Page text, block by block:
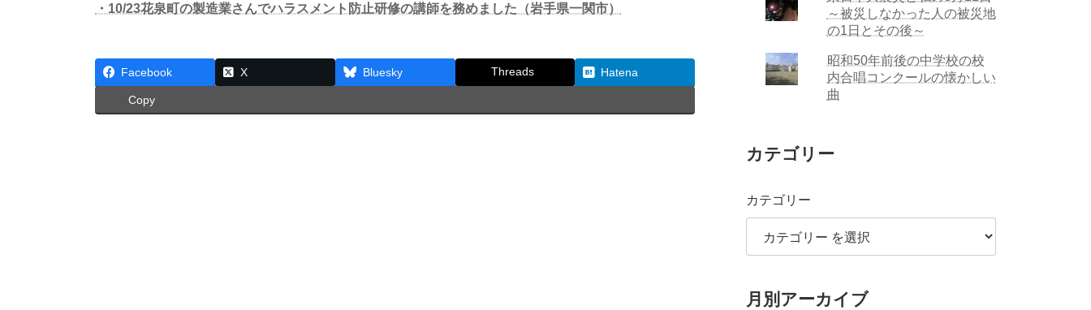
・10/23花泉町の製造業さんでハラスメント防止研修の講師を務めました（岩手県一関市）
Facebook X Bluesky Threads Hatena
Copy
～被災しなかった人の被災地
の1日とその後～
昭和50年前後の中学校の校
内合唱コンクールの懐かしい
曲
カテゴリー
カテゴリー
月別アーカイブ